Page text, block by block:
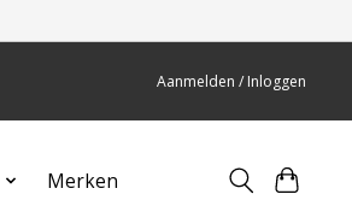
Aanmelden / Inloggen
Merken